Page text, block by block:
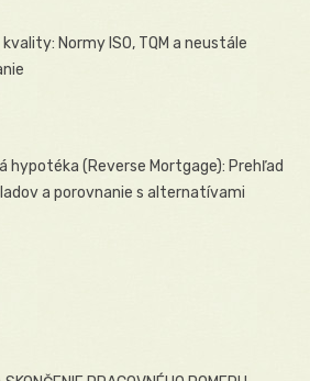
Normy ISO, TQM a neustále
hypotéka (Reverse Mortgage): Prehľad
a porovnanie s alternatívami